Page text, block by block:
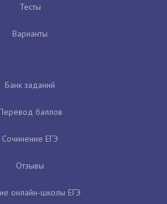
Тесты
Варианты
Банк заданий
баллов
Сочинение ЕГЭ
Отзывы
онлайн-школы ЕГЭ